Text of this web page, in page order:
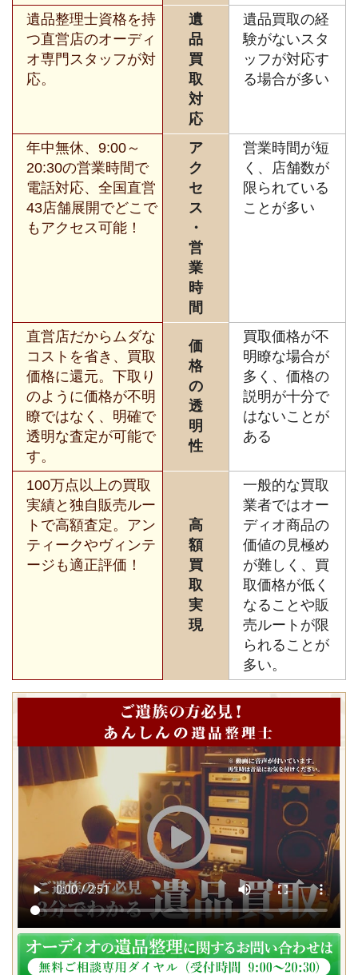
遺品整理士資格を持
つ直営店のオーディ
オ専門スタッフが対
応。
遺
品
買
取
対
応
遺品買取の経
験がないスタ
ッフが対応す
る場合が多い
年中無休、9:00～
20:30の営業時間で
電話対応、全国直営
43店舗展開でどこで
もアクセス可能！
ア
ク
セ
ス
・
営
業
時
間
営業時間が短
く、店舗数が
限られている
ことが多い
直営店だからムダな
コストを省き、買取
価格に還元。下取り
のように価格が不明
瞭ではなく、明確で
透明な査定が可能で
す。
価
格
の
透
明
性
買取価格が不
明瞭な場合が
多く、価格の
説明が十分で
はないことが
ある
100万点以上の買取
実績と独自販売ルー
トで高額査定。アン
ティークやヴィンテ
ージも適正評価！
高
額
買
取
実
現
一般的な買取
業者ではオー
ディオ商品の
価値の見極め
が難しく、買
取価格が低く
なることや販
売ルートが限
られることが
多い。